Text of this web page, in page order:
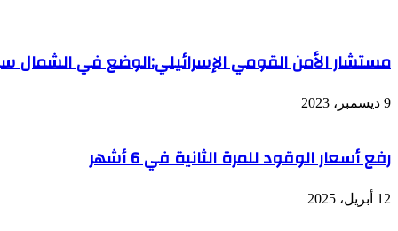
مستشار الأمن القومي الإسرائيلي:الوضع في الشمال
9 ديسمبر، 2023
رفع أسعار الوقود للمرة الثانية في 6 أشهر
12 أبريل، 2025